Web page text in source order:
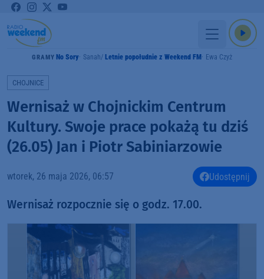
GRAMY No Sory Sanah Letnie popołudnie z Weekend FM Ewa Czyż
CHOJNICE
Wernisaż w Chojnickim Centrum
Kultury. Swoje prace pokażą tu dziś
(26.05) Jan i Piotr Sabiniarzowie
wtorek, 26 maja 2026, 06:57 Udostępnij
Wernisaż rozpocznie się o godz. 17.00.